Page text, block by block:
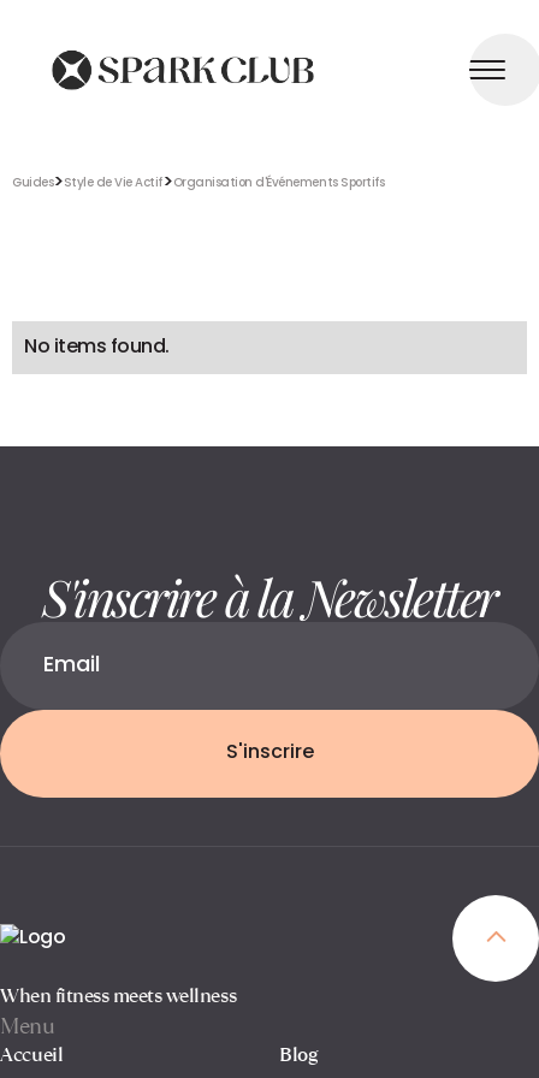
Guides>Style de Vie Actif>Organisation d'Événements Sportifs
No items found.
S'inscrire à la Newsletter
S'inscrire
When fitness meets wellness
Menu
Accueil Blog